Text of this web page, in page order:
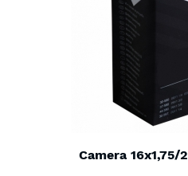
Camera 16x1,75/